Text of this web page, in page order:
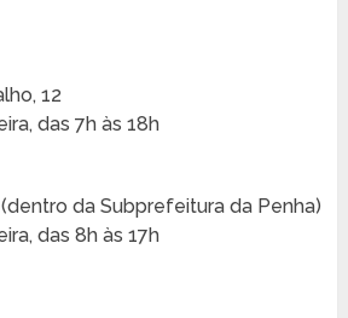
12
das 7h às 18h
(dentro da Subprefeitura da Penha)
das 8h às 17h